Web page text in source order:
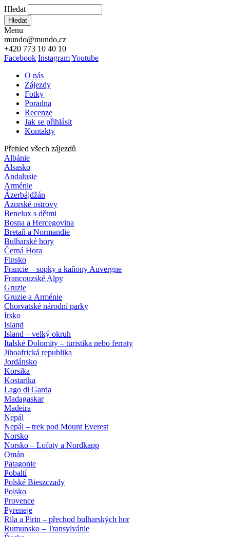
Hledat
Hledat
Menu
mundo@mundo.cz
+420 773 10 40 10
Facebook InstagramYoutube
O nás
Zájezdy
Fotky
Poradna
Recenze
Jak se přihlásit
Kontakty
Přehled všech zájezdů
Albánie
Alsasko
Andalusie
Arménie
Ázerbájdžán
Azorské ostrovy
Benelux s dětmi
Bosna a Hercegovina
Bretaň a Normandie
Bulharské hory
Černá Hora
Finsko
Francie – sopky a kaňony Auvergne
Francouzské Alpy
Gruzie
Gruzie a Arménie
Chorvatské národní parky
Irsko
Island
Island – velký okruh
Italské Dolomity – turistika nebo ferraty
Jihoafrická republika
Jordánsko
Korsika
Kostarika
Lago di Garda
Madagaskar
Madeira
Nepál
Nepál – trek pod Mount Everest
Norsko
Norsko – Lofoty a Nordkapp
Omán
Patagonie
Pobaltí
Polské Bieszczady
Polsko
Provence
Pyreneje
Rila a Pirin – přechod bulharských hor
Rumunsko – Transylvánie